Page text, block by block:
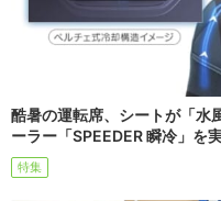
酷暑の運転席、シートが「水
ーラー「SPEEDER 瞬冷」を
特集